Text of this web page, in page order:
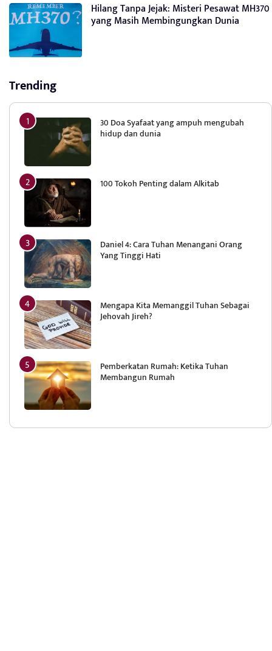
Hilang Tanpa Jejak: Misteri Pesawat MH370
yang Masih Membingungkan Dunia
Trending
30 Doa Syafaat yang ampuh mengubah
hidup dan dunia
100 Tokoh Penting dalam Alkitab
Daniel 4: Cara Tuhan Menangani Orang
Yang Tinggi Hati
Mengapa Kita Memanggil Tuhan Sebagai
Jehovah Jireh?
Pemberkatan Rumah: Ketika Tuhan
Membangun Rumah